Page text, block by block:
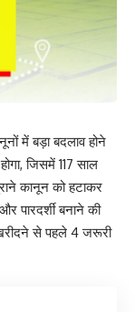
में बड़ा बदलाव होने
जिसमें 117 साल
कानून को हटाकर
पारदर्शी बनाने की
से पहले 4 जरूरी